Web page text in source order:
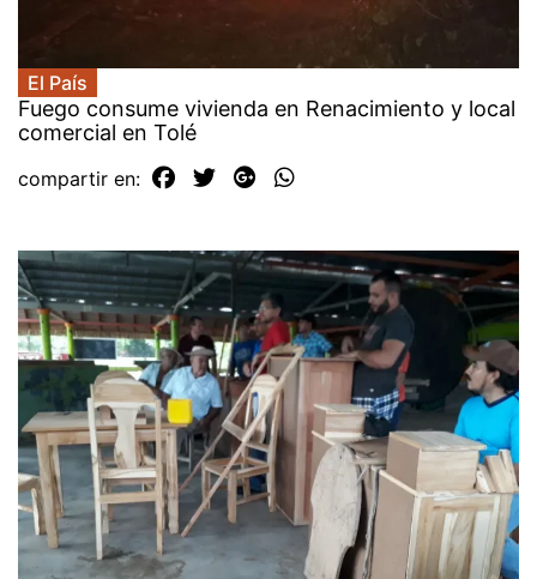
El País
Fuego consume vivienda en Renacimiento y local
comercial en Tolé
compartir en: